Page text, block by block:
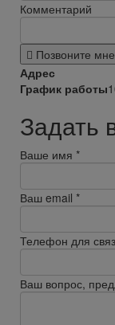
Комментарий
Позвоните мне
Адрес
График работы
Задать
Ваше имя *
Ваш email *
Телефон для
Ваш вопрос,